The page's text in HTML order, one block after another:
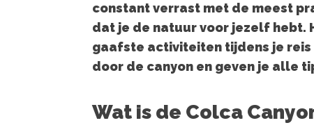
constant verrast met de meest
dat je de natuur voor jezelf hebt.
gaafste activiteiten tijdens je reis
door de canyon en geven je alle
Wat is de Colca